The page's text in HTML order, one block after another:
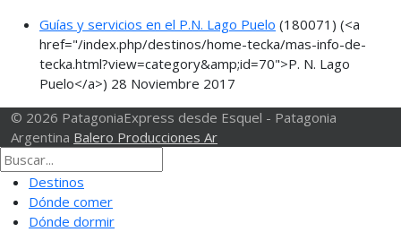
Guías y servicios en el P.N. Lago Puelo (180071) (<a
href="/index.php/destinos/home-tecka/mas-info-de-
tecka.html?view=category&amp;id=70">P. N. Lago
Puelo</a>) 28 Noviembre 2017
© 2026 PatagoniaExpress desde Esquel - Patagonia
Argentina Balero Producciones Ar
Destinos
Dónde comer
Dónde dormir